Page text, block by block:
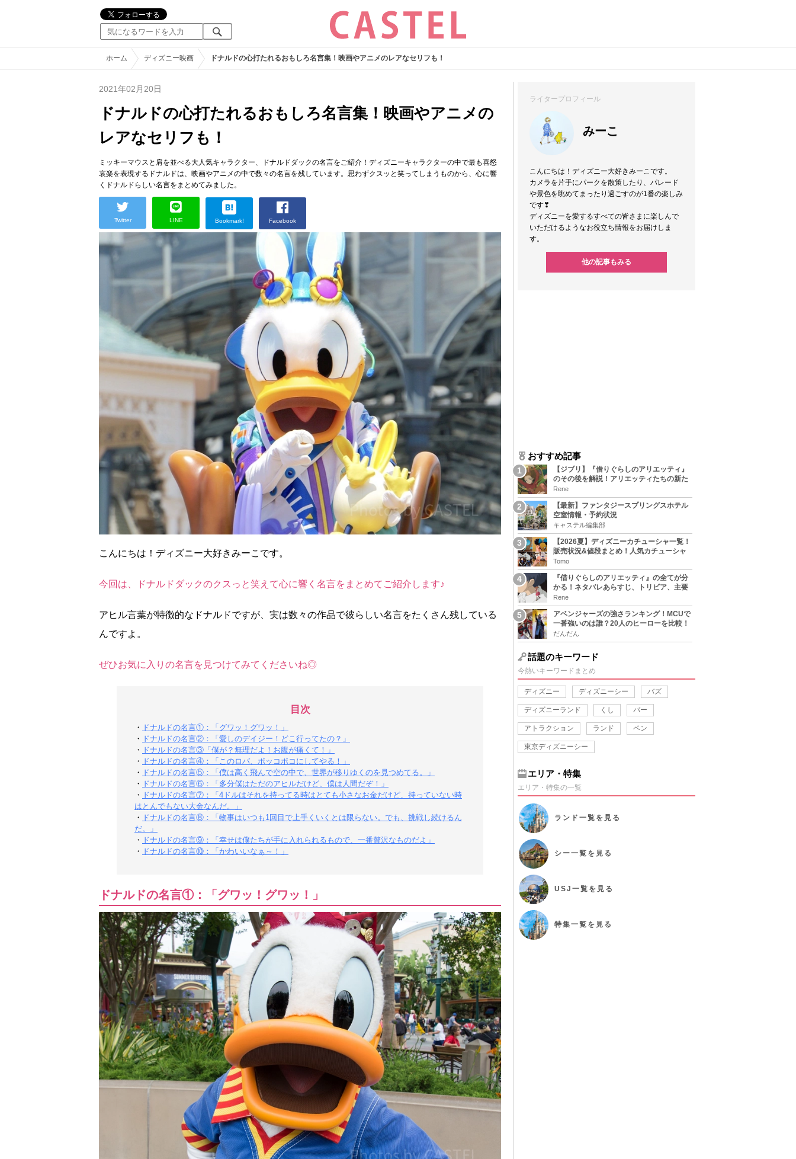
ホーム ディズニー映画 ドナルドの心打たれるおもしろ名言集！映画やアニメのレアなセリフも！
2021年02月20日
ドナルドの心打たれるおもしろ名言集！映画やアニメの
レアなセリフも！
ミッキーマウスと肩を並べる大人気キャラクター、ドナルドダックの名言をご紹介！ディズニーキャラクターの中で最も喜怒
哀楽を表現するドナルドは、映画やアニメの中で数々の名言を残しています。思わずクスッと笑ってしまうものから、心に響
くドナルドらしい名言をまとめてみました。
Twitter LINE Bookmark! Facebook
こんにちは！ディズニー大好きみーこです。
今回は、ドナルドダックのクスっと笑えて心に響く名言をまとめてご紹介します♪
アヒル言葉が特徴的なドナルドですが、実は数々の作品で彼らしい名言をたくさん残している
んですよ。
ぜひお気に入りの名言を見つけてみてくださいね◎
目次
・ ドナルドの名言①：「グワッ！グワッ！」
・ ドナルドの名言②：「愛しのデイジー！どこ行ってたの？」
・ ドナルドの名言③「僕が？無理だよ！お腹が痛くて！」
・ ドナルドの名言④：「このロバ、ボッコボコにしてやる！」
・ ドナルドの名言⑤：「僕は高く飛んで空の中で、世界が移りゆくのを見つめてる。」
・ ドナルドの名言⑥：「多分僕はただのアヒルだけど、僕は人間だぞ！」
・ ドナルドの名言⑦：「4ドルはそれを持ってる時はとても小さなお金だけど、持っていない時
はとんでもない大金なんだ。」
・ ドナルドの名言⑧：「物事はいつも1回目で上手くいくとは限らない。でも、挑戦し続けるん
だ。」
・ ドナルドの名言⑨：「幸せは僕たちが手に入れられるもので、一番贅沢なものだよ」
・ ドナルドの名言⑩：「かわいいなぁ～！」
ドナルドの名言①：「グワッ！グワッ！」
ライタープロフィール
みーこ
こんにちは！ディズニー大好きみーこです。
カメラを片手にパークを散策したり、パレード
や景色を眺めてまったり過ごすのが1番の楽しみ
です❣
ディズニーを愛するすべての皆さまに楽しんで
いただけるようなお役立ち情報をお届けしま
す。
他の記事もみる
おすすめ記事
【ジブリ】『借りぐらしのアリエッティ』
のその後を解説！アリエッティたちの新た
な住処は？翔の病気は治る？
Rene
【最新】ファンタジースプリングスホテル
空室情報・予約状況
キャステル編集部
【2026夏】ディズニーカチューシャ一覧！
販売状況&値段まとめ！人気カチューシャ
をチェック
Tomo
『借りぐらしのアリエッティ』の全てが分
かる！ネタバレあらすじ、トリビア、主要
キャラまとめ！
Rene
アベンジャーズの強さランキング！MCUで
一番強いのは誰？20人のヒーローを比較！
だんだん
話題のキーワード
今熱いキーワードまとめ
ディズニー ディズニーシー バズ
ディズニーランド くし バー
アトラクション ランド ペン
東京ディズニーシー
エリア・特集
エリア・特集の一覧
ランド 一覧を見る
シー一覧を見る
USJ 一覧を見る
特集一覧を見る